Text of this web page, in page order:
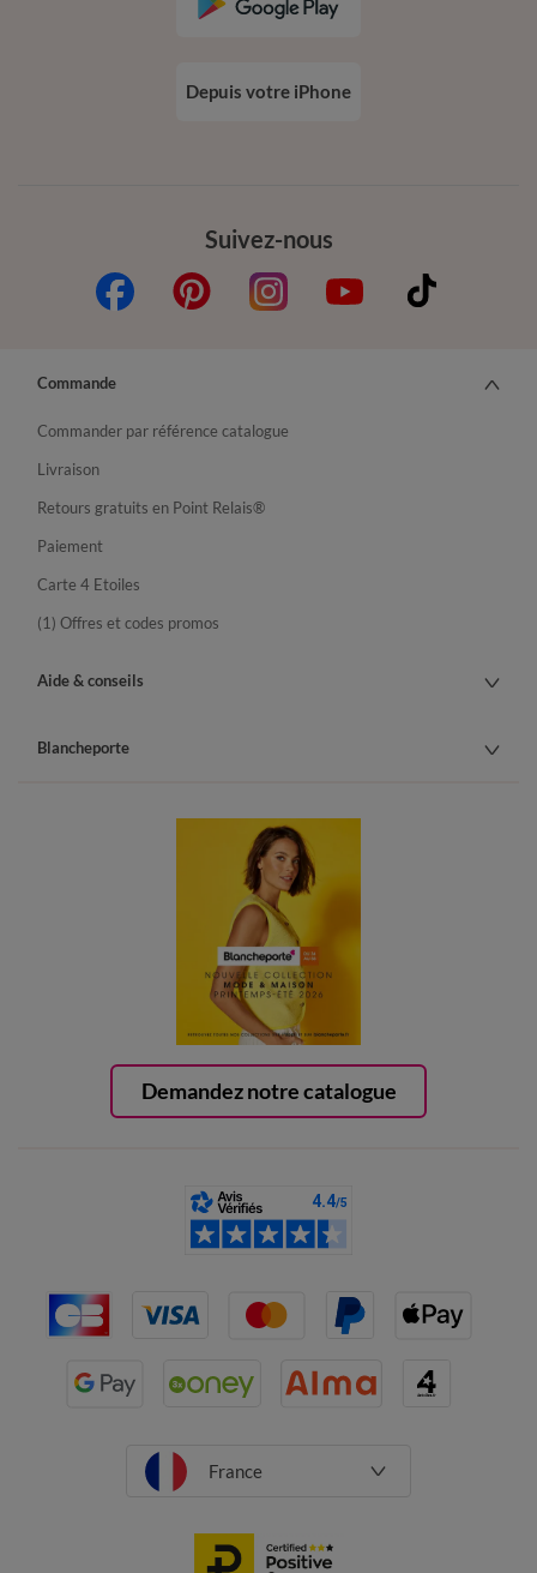
Suivez-nous
Depuis votre iPhone
Demandez notre catalogue
Commande
Commander par référence catalogue
Livraison
Retours gratuits en Point Relais®
Paiement
Carte 4 Etoiles
(1) Offres et codes promos
Aide & conseils
Blancheporte
France